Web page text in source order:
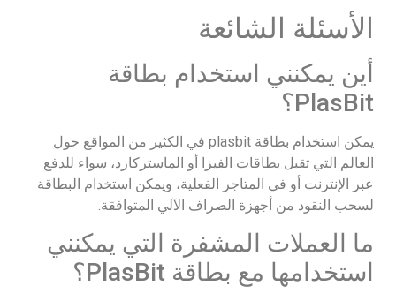
الأسئلة الشائعة
أين يمكنني استخدام بطاقة
PlasBit؟
يمكن استخدام بطاقة plasbit في الكثير من المواقع حول
العالم التي تقبل بطاقات الفيزا أو الماستركارد، سواء للدفع
عبر الإنترنت أو في المتاجر الفعلية، ويمكن استخدام البطاقة
لسحب النقود من أجهزة الصراف الآلي المتوافقة.
ما العملات المشفرة التي يمكنني
استخدامها مع بطاقة PlasBit؟